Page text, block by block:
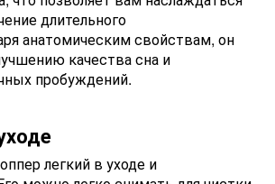
длительного
анатомическим свойствам, он
качества сна и
пробуждений.
легкий в уходе и